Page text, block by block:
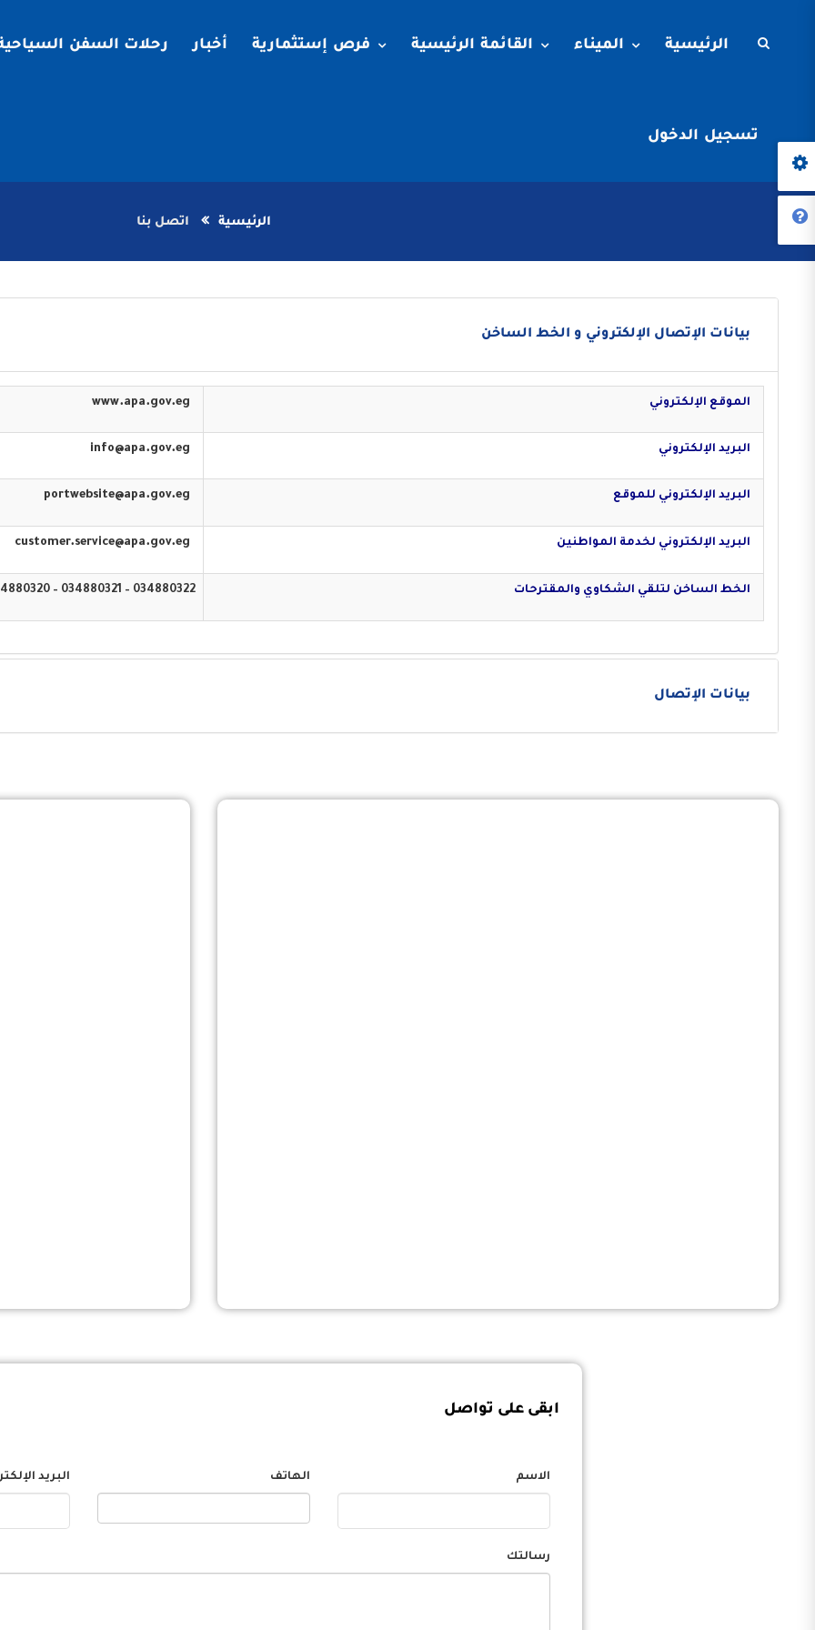
الرئيسية الميناء القائمة الرئيسية فرص إستثمارية أخبار رحلات السفن
تسجيل الدخول
الرئيسية اتصل بنا
بيانات الإتصال الإلكتروني و الخط الساخن
الموقع الإلكتروني
البريد الإلكتروني
البريد الإلكتروني للموقع
البريد الإلكتروني لخدمة المواطنين
الخط الساخن لتلقي الشكاوي والمقترحات 034880322 – 034880321 – 034880320 – 16583
بيانات الإتصال
ابقى على تواصل
الاسم الهاتف البريد
رسالتك